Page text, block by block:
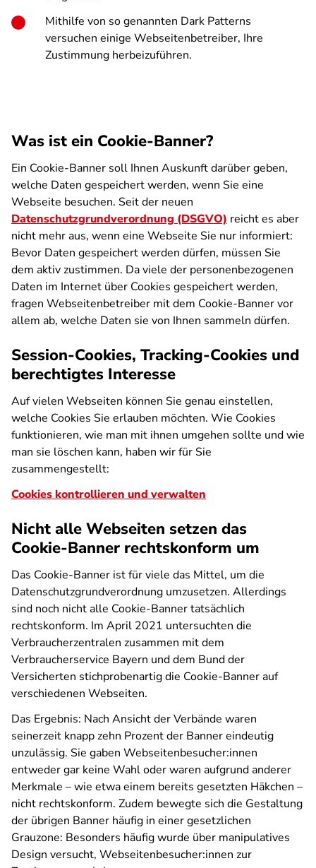
Mithilfe von so genannten Dark Patterns
versuchen einige Webseitenbetreiber, Ihre
Zustimmung herbeizuführen.
Was ist ein Cookie-Banner?
Ein Cookie-Banner soll Ihnen Auskunft darüber geben,
welche Daten gespeichert werden, wenn Sie eine
Webseite besuchen. Seit der neuen
Datenschutzgrundverordnung (DSGVO) reicht es aber
nicht mehr aus, wenn eine Webseite Sie nur informiert:
Bevor Daten gespeichert werden dürfen, müssen Sie
dem aktiv zustimmen. Da viele der personenbezogenen
Daten im Internet über Cookies gespeichert werden,
fragen Webseitenbetreiber mit dem Cookie-Banner vor
allem ab, welche Daten sie von Ihnen sammeln dürfen.
Session-Cookies, Tracking-Cookies und
berechtigtes Interesse
Auf vielen Webseiten können Sie genau einstellen,
welche Cookies Sie erlauben möchten. Wie Cookies
funktionieren, wie man mit ihnen umgehen sollte und wie
man sie löschen kann, haben wir für Sie
zusammengestellt:
Cookies kontrollieren und verwalten
Nicht alle Webseiten setzen das
Cookie-Banner rechtskonform um
Das Cookie-Banner ist für viele das Mittel, um die
Datenschutzgrundverordnung umzusetzen. Allerdings
sind noch nicht alle Cookie-Banner tatsächlich
rechtskonform. Im April 2021 untersuchten die
Verbraucherzentralen zusammen mit dem
Verbraucherservice Bayern und dem Bund der
Versicherten stichprobenartig die Cookie-Banner auf
verschiedenen Webseiten.
Das Ergebnis: Nach Ansicht der Verbände waren
seinerzeit knapp zehn Prozent der Banner eindeutig
unzulässig. Sie gaben Webseitenbesucher:innen
entweder gar keine Wahl oder waren aufgrund anderer
Merkmale – wie etwa einem bereits gesetzten Häkchen –
nicht rechtskonform. Zudem bewegte sich die Gestaltung
der übrigen Banner häufig in einer gesetzlichen
Grauzone: Besonders häufig wurde über manipulatives
Design versucht, Webseitenbesucher:innen zur